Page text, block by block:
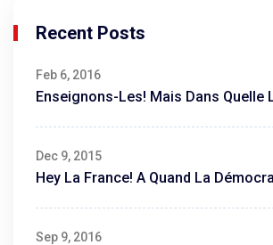
Recent Posts
Feb 6, 2016
Enseignons-Les! Mais Dans Quelle
Dec 9, 2015
Hey La France! A Quand La
Sep 9, 2016